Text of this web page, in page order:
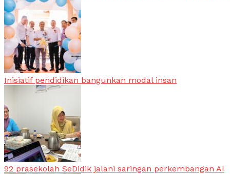
Inisiatif pendidikan bangunkan modal insan
92 prasekolah SeDidik jalani saringan perkembangan AI